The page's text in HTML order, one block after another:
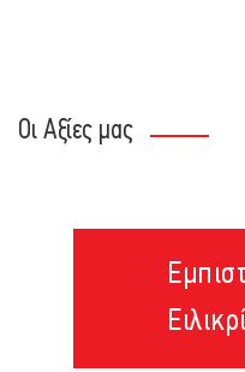
Οι Αξίες μας